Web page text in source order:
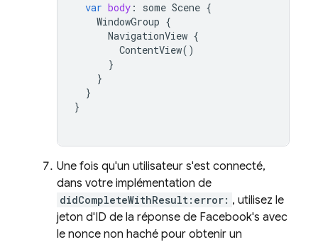
var body : some Scene {
WindowGroup {
NavigationView {
ContentView()
}
}
}
}
Une fois qu'un utilisateur s'est connecté,
dans votre implémentation de
didCompleteWithResult:error: , utilisez le
jeton d'ID de la réponse de Facebook's avec
le nonce non haché pour obtenir un